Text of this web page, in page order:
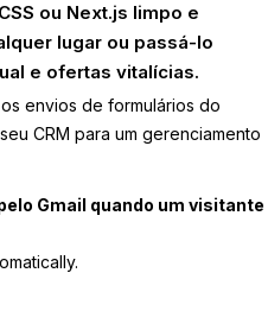
ou Next.js limpo e
lugar ou passá-lo
e ofertas vitalícias.
envios de formulários do
CRM para um gerenciamento
Gmail quando um visitante